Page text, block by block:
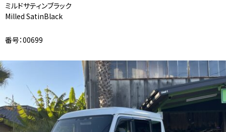
ミルドサティンブラック
Milled SatinBlack
番号：00699